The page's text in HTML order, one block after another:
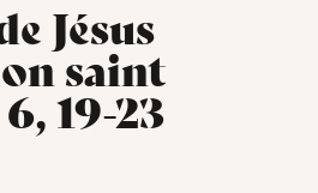
Jésus
saint
19-23